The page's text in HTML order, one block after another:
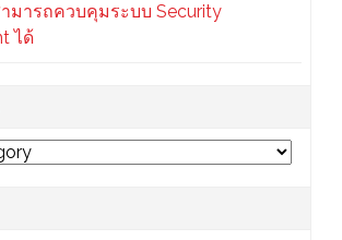
มารถควบคุมระบบ Security
ได้